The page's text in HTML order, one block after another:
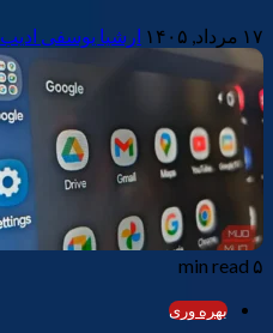
۱۷ مرداد, ۱۴۰۵ ارشیا یوسفی ادیب
۵ min read
بهره وری